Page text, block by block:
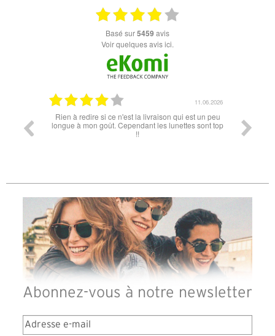
basé sur5459 avis
Voir quelques avis ici.
11.06.2026
Rien à redire si ce n'est la livraison qui est un peu
longue à mon goût. Cependant les lunettes sont top
!!
Abonnez-vous à notre newsletter